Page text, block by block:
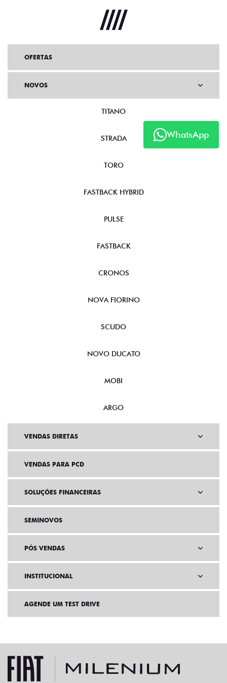
WhatsApp
OFERTAS
NOVOS
TITANO
STRADA
TORO
FASTBACK HYBRID
PULSE
FASTBACK
CRONOS
NOVA FIORINO
SCUDO
NOVO DUCATO
MOBI
ARGO
VENDAS DIRETAS
VENDAS PARA PCD
SOLUÇÕES FINANCEIRAS
SEMINOVOS
PÓS VENDAS
INSTITUCIONAL
AGENDE UM TEST DRIVE